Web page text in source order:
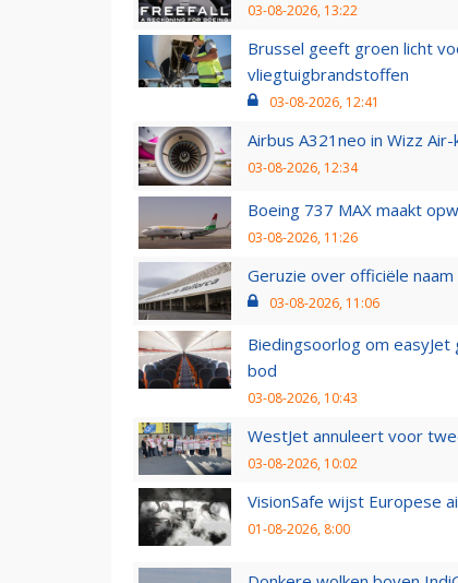
03-08-2026, 13:22
Brussel geeft groen licht
vliegtuigbrandstoffen
03-08-2026, 12:41
Airbus A321neo in Wizz
03-08-2026, 12:34
Boeing 737 MAX maakt
03-08-2026, 11:26
Geruzie over officiële
03-08-2026, 11:06
Biedingsoorlog om
bod
03-08-2026, 10:43
WestJet annuleert voor
03-08-2026, 10:02
VisionSafe wijst Europese
01-08-2026, 8:00